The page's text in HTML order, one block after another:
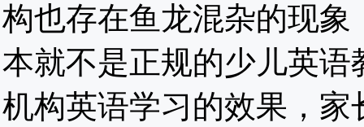
构也存在鱼龙混杂的现
本就不是正规的少儿英
机构英语学习的效果，